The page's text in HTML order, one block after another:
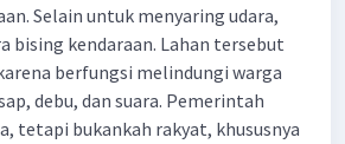
Selain untuk menyaring udara,
bising kendaraan. Lahan tersebut
berfungsi melindungi warga
debu, dan suara. Pemerintah
tetapi bukankah rakyat, khususnya